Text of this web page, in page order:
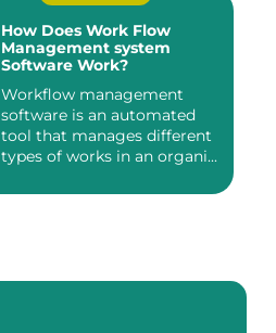
How Does Work Flow
Management system
Software Work?
Workflow management
software is an automated
tool that manages different
types of works in an organi...